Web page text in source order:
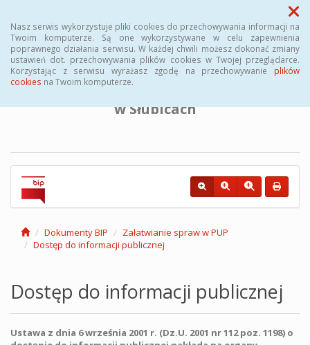
Nasz serwis wykorzystuje pliki cookies do przechowywania informacji na
Twoim komputerze. Są one wykorzystywane w celu zapewnienia
poprawnego działania serwisu. W każdej chwili możesz dokonać zmiany
ustawień dot. przechowywania plików cookies w Twojej przeglądarce.
Korzystając z serwisu wyrażasz zgodę na przechowywanie plików
cookies na Twoim komputerze.
Menu
BIULETYN INFORMACJI PUBLICZNEJ
Powiatowego Urzędu Pracy
w Słubicach
Dokumenty BIP
Załatwianie spraw w PUP
Dostęp do informacji publicznej
Dostęp do informacji publicznej
Ustawa z dnia 6 września 2001 r. (Dz.U. 2001 nr 112 poz. 1198) o